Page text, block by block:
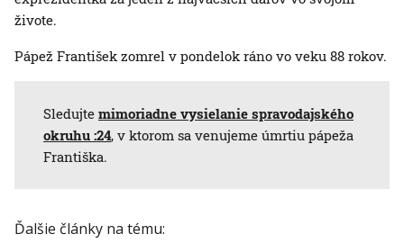
živote.
Pápež František zomrel v pondelok ráno vo veku 88 rokov.
Sledujte mimoriadne vysielanie spravodajského
okruhu :24, v ktorom sa venujeme úmrtiu pápeža
Františka.
Ďalšie články na tému: